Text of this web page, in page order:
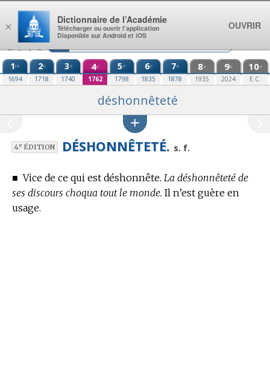
Aller au contenu
1re
1694
2e
1718
3e
1740
4e
1762
5e
1798
6e
1835
7e
1878
8e
1935
9e
2024
10e
E.C.
déshonnêteté
4eÉDITION DÉSHONNÊTETÉ. s. f.
■Vice de ce qui est déshonnête. La déshonnêteté de
ses discours choqua tout le monde. Il n’est guère en
usage.
×
Dictionnaire de l’Académie
Télécharger ou ouvrir l’application
Disponible sur Android et iOS
OUVRIR